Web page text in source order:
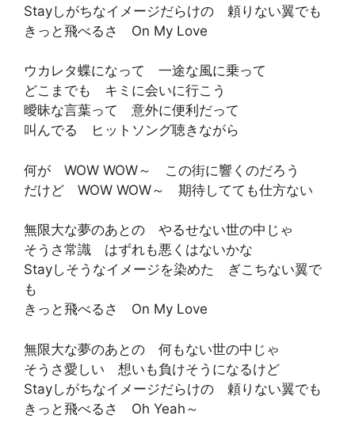
Stayしがちなイメージだらけの 頼りない翼でも
きっと飛べるさ On My Love
ウカレタ蝶になって 一途な風に乗って
どこまでも キミに会いに行こう
曖昧な言葉って 意外に便利だって
叫んでる ヒットソング聴きながら
何が WOW WOW～ この街に響くのだろう
だけど WOW WOW～ 期待してても仕方ない
無限大な夢のあとの やるせない世の中じゃ
そうさ常識 はずれも悪くはないかな
Stayしそうなイメージを染めた ぎこちない翼で
も
きっと飛べるさ On My Love
無限大な夢のあとの 何もない世の中じゃ
そうさ愛しい 想いも負けそうになるけど
Stayしがちなイメージだらけの 頼りない翼でも
きっと飛べるさ Oh Yeah～